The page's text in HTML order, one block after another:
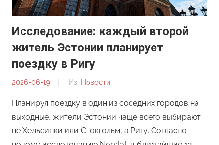
Исследование: каждый второй
житель Эстонии планирует
поездку в Ригу
2026-06-19
От:
Из: Новости
Планируя поездку в один из соседних городов на
выходные, жители Эстонии чаще всего выбирают
не Хельсинки или Стокгольм, а Ригу. Согласно